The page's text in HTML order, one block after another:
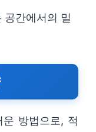
공간에서의 밀
방법으로, 적